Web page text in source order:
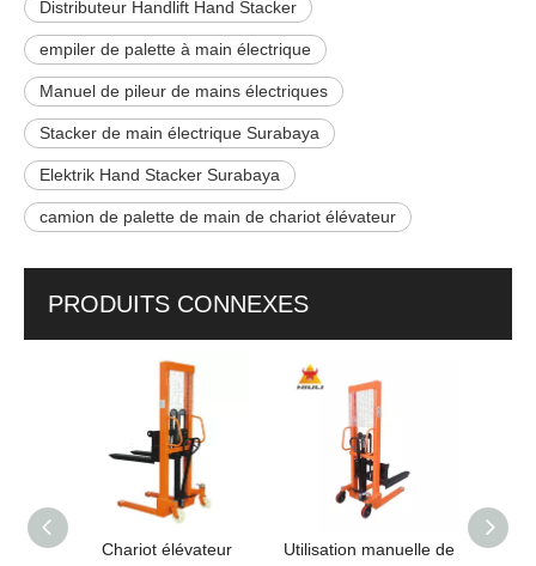
Distributeur Handlift Hand Stacker
empiler de palette à main électrique
Manuel de pileur de mains électriques
Stacker de main électrique Surabaya
Elektrik Hand Stacker Surabaya
camion de palette de main de chariot élévateur
PRODUITS CONNEXES
Chariot élévateur
Utilisation manuelle de